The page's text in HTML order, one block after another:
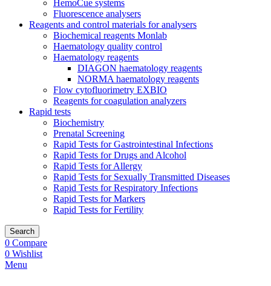
HemoCue systems
Fluorescence analysers
Reagents and control materials for analysers
Biochemical reagents Monlab
Haematology quality control
Haematology reagents
DIAGON haematology reagents
NORMA haematology reagents
Flow cytofluorimetry EXBIO
Reagents for coagulation analyzers
Rapid tests
Biochemistry
Prenatal Screening
Rapid Tests for Gastrointestinal Infections
Rapid Tests for Drugs and Alcohol
Rapid Tests for Allergy
Rapid Tests for Sexually Transmitted Diseases
Rapid Tests for Respiratory Infections
Rapid Tests for Markers
Rapid Tests for Fertility
Search
0 Compare
0 Wishlist
Menu